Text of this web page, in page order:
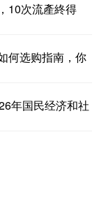
10次流產終得
何选购指南，你
年国民经济和社